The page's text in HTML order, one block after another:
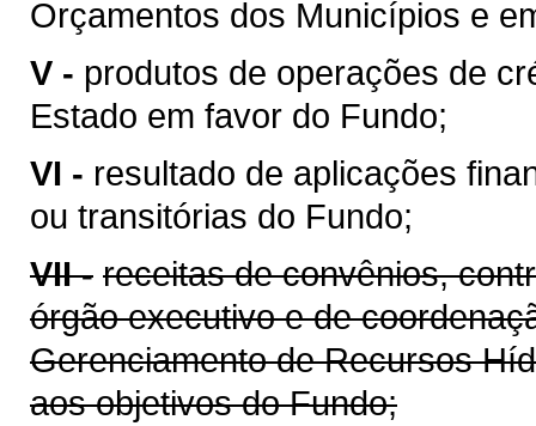
Orçamentos dos Municípios e
V - produtos de operações de
Estado em favor do Fundo;
VI - resultado de aplicações
ou transitórias do Fundo;
VII - receitas de convênios,
órgão executivo e de
Gerenciamento de Recursos
aos objetivos do Fundo;